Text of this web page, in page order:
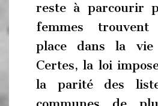
reste à parcourir
femmes
place dans la
Certes, la loi
la parité des